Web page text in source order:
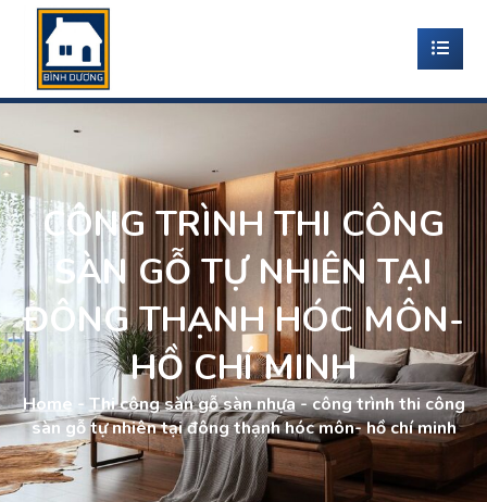
CÔNG TRÌNH THI CÔNG
SÀN GỖ TỰ NHIÊN TẠI
ĐÔNG THẠNH HÓC MÔN-
HỒ CHÍ MINH
Home - Thi công sàn gỗ sàn nhựa-công trình thi công
sàn gỗ tự nhiên tại đông thạnh hóc môn- hồ chí minh